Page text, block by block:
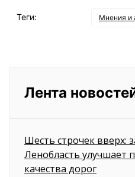
Теги: Мнения и
Лента
Шесть строчек вверх:
Ленобласть улучшает
качества дорог